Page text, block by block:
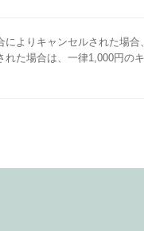
によりキャンセルされた場
れた場合は、一律1,000円の